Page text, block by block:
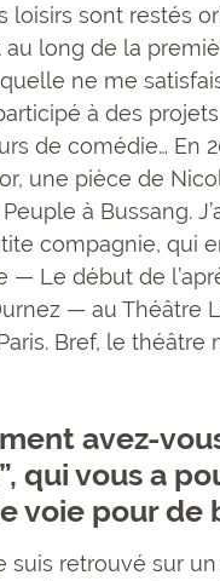
loisirs sont restés
long de la
ne me
à des
de comédie… En
une pièce de
à Bussang.
compagnie, qui
— Le début de
— au Théâtre
Bref, le théâtre
avez-
qui vous a
voie pour de
suis retrouvé sur